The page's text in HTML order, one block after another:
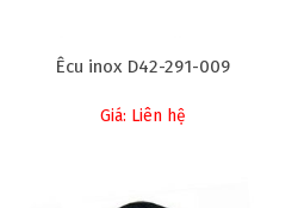
Êcu inox D42-291-009
Giá: Liên hệ